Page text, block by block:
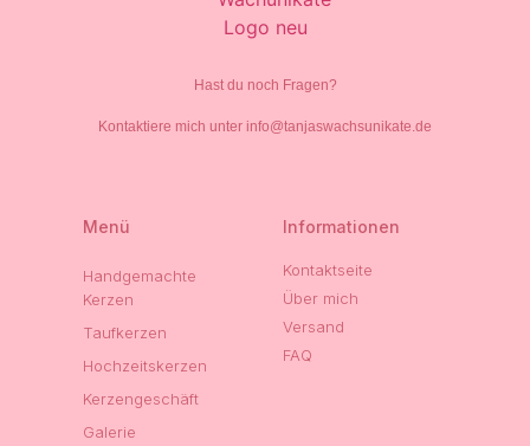
Hast du noch Fragen?
Kontaktiere mich unter info@tanjaswachsunikate.de
Menü
Handgemachte
Kerzen
Taufkerzen
Hochzeitskerzen
Kerzengeschäft
Galerie
Informationen
Kontaktseite
Über mich
Versand
FAQ